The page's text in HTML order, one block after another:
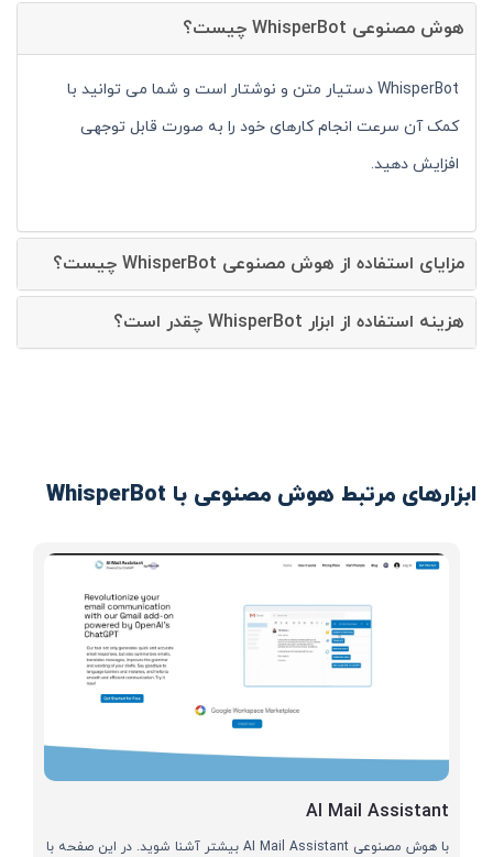
هوش مصنوعی WhisperBot چیست؟
WhisperBot دستیار متن و نوشتار است و شما می توانید با
کمک آن سرعت انجام کارهای خود را به صورت قابل توجهی
افزایش دهید.
مزایای استفاده از هوش مصنوعی WhisperBot چیست؟
هزینه استفاده از ابزار WhisperBot چقدر است؟
ابزارهای مرتبط هوش مصنوعی با WhisperBot
AI Mail Assistant
با هوش مصنوعی AI Mail Assistant بیشتر آشنا شوید. در این صفحه با